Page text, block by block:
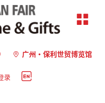
广州·保利世贸博览馆
录